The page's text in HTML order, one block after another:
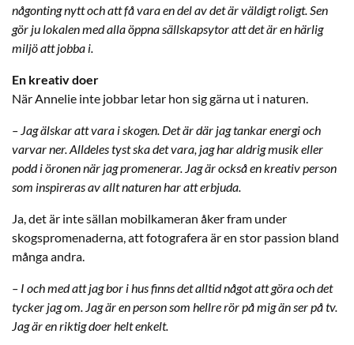
någonting nytt och att få vara en del av det är väldigt roligt. Sen
gör ju lokalen med alla öppna sällskapsytor att det är en härlig
miljö att jobba i.
En kreativ doer
När Annelie inte jobbar letar hon sig gärna ut i naturen.
– Jag älskar att vara i skogen. Det är där jag tankar energi och
varvar ner. Alldeles tyst ska det vara, jag har aldrig musik eller
podd i öronen när jag promenerar. Jag är också en kreativ person
som inspireras av allt naturen har att erbjuda.
Ja, det är inte sällan mobilkameran åker fram under
skogspromenaderna, att fotografera är en stor passion bland
många andra.
– I och med att jag bor i hus finns det alltid något att göra och det
tycker jag om. Jag är en person som hellre rör på mig än ser på tv.
Jag är en riktig doer helt enkelt.